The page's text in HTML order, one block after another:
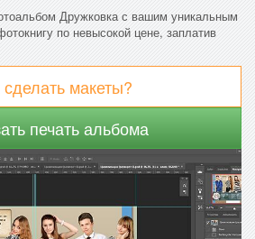
Дружковка с вашим уникальным
по невысокой цене, заплатив
сделать макеты?
печать альбома